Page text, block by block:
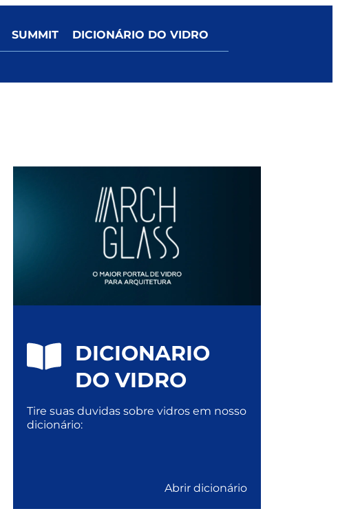
SUMMIT DICIONÁRIO DO VIDRO
DICIONARIO
DO VIDRO
Tire suas duvidas sobre vidros em nosso
dicionário:
Abrir dicionário